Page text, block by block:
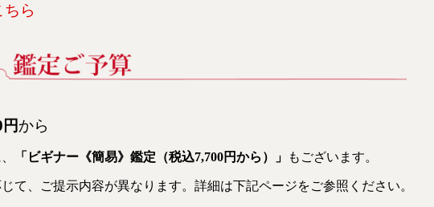
ら
から
「ビギナー《簡易》鑑定（税込7,700円から） 」 もございます。
て、ご提示内容が異なります。詳細は下記ページをご参照ください。